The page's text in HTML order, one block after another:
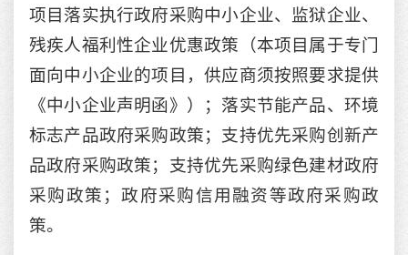
项目落实执行政府采购中小企业、监狱企业、
残疾人福利性企业优惠政策（本项目属于专门
面向中小企业的项目，供应商须按照要求提供
《中小企业声明函》）；落实节能产品、环境
标志产品政府采购政策；支持优先采购创新产
品政府采购政策；支持优先采购绿色建材政府
采购政策；政府采购信用融资等政府采购政
策。